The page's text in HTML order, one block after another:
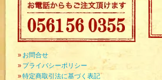
» お問合せ
» プライバシーポリシー
»特定商取引法に基づく表記